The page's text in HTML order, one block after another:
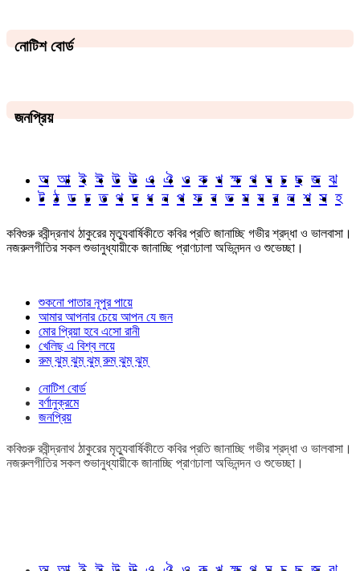
নোটিশ বোর্ড
জনপ্রিয়
অ আ ই ঈ উ ঊ এ ঐ ও ক খ ক্ষ গ ঘ চ ছ জ ঝ
ট ঠ ড ঢ ত থ দ ধ ন প ফ ব ভ ম য র ল শ স হ
কবিগুরু রবীন্দ্রনাথ ঠাকুরের মৃত্যুবার্ষিকীতে কবির প্রতি জানাচ্ছি গভীর শ্রদ্ধা ও ভালবাসা।
নজরুলগীতির সকল শুভানুধ্যায়ীকে জানাচ্ছি প্রাণঢালা অভিনন্দন ও শুভেচ্ছা।
শুকনো পাতার নূপুর পায়ে
আমার আপনার চেয়ে আপন যে জন
মোর প্রিয়া হবে এসো রানী
খেলিছ এ বিশ্ব লয়ে
রুম্ ঝুম্ ঝুম্ ঝুম্ রুম্ ঝুম্ ঝুম্
নোটিশ বোর্ড
বর্ণানুক্রমে
জনপ্রিয়
কবিগুরু রবীন্দ্রনাথ ঠাকুরের মৃত্যুবার্ষিকীতে কবির প্রতি জানাচ্ছি গভীর শ্রদ্ধা ও ভালবাসা।
নজরুলগীতির সকল শুভানুধ্যায়ীকে জানাচ্ছি প্রাণঢালা অভিনন্দন ও শুভেচ্ছা।